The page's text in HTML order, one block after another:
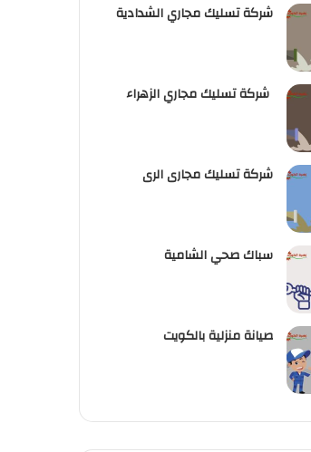
شركة تسليك مجاري الشدادية
شركة تسليك مجاري الزهراء
شركة تسليك مجارى الرى
سباك صحي الشامية
صيانة منزلية بالكويت